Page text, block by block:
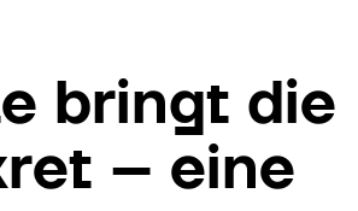
bringt die
– eine